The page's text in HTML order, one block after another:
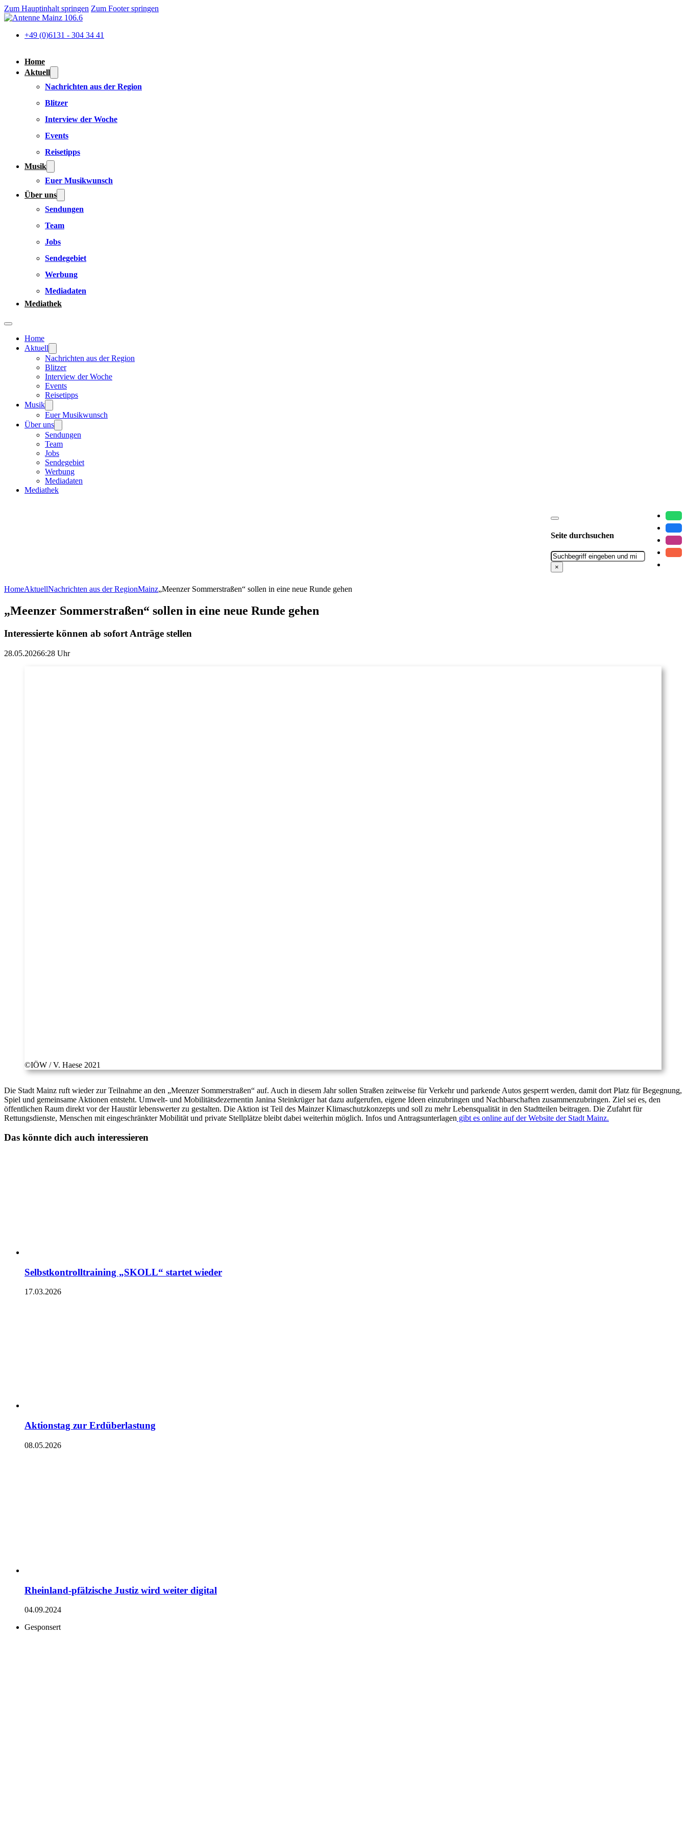
Zum Hauptinhalt springen Zum Footer springen
+49 (0)6131 - 304 34 41
Home
Aktuell
Nachrichten aus der Region
Blitzer
Interview der Woche
Events
Reisetipps
Musik
Euer Musikwunsch
Über uns
Sendungen
Team
Jobs
Sendegebiet
Werbung
Mediadaten
Mediathek
Home
Aktuell
Nachrichten aus der Region
Blitzer
Interview der Woche
Events
Reisetipps
Musik
Euer Musikwunsch
Über uns
Sendungen
Team
Jobs
Sendegebiet
Werbung
Mediadaten
Mediathek
Seite durchsuchen
Suchen
×
HomeAktuellNachrichten aus der RegionMainz„Meenzer Sommerstraßen“ sollen in eine neue Runde gehen
„Meenzer Sommerstraßen“ sollen in eine neue Runde gehen
Interessierte können ab sofort Anträge stellen
28.05.20266:28 Uhr
©IÖW / V. Haese 2021
Die Stadt Mainz ruft wieder zur Teilnahme an den „Meenzer Sommerstraßen“ auf. Auch in diesem Jahr sollen Straßen zeitweise für Verkehr und parkende Autos gesperrt werden, damit dort Platz für Begegnung,
Spiel und gemeinsame Aktionen entsteht. Umwelt- und Mobilitätsdezernentin Janina Steinkrüger hat dazu aufgerufen, eigene Ideen einzubringen und Nachbarschaften zusammenzubringen. Ziel sei es, den
öffentlichen Raum direkt vor der Haustür lebenswerter zu gestalten. Die Aktion ist Teil des Mainzer Klimaschutzkonzepts und soll zu mehr Lebensqualität in den Stadtteilen beitragen. Die Zufahrt für
Rettungsdienste, Menschen mit eingeschränkter Mobilität und private Stellplätze bleibt dabei weiterhin möglich. Infos und Antragsunterlagen gibt es online auf der Website der Stadt Mainz.
Das könnte dich auch interessieren
Selbstkontrolltraining „SKOLL“ startet wieder
17.03.2026
Aktionstag zur Erdüberlastung
08.05.2026
Rheinland-pfälzische Justiz wird weiter digital
04.09.2024
Gesponsert